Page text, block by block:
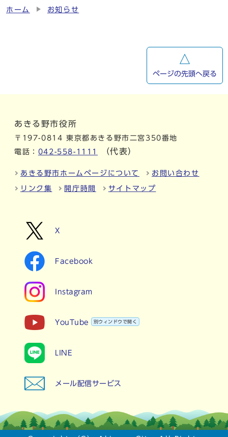
ホーム お知らせ
ページの先頭へ戻る
あきる野市役所
〒197-0814 東京都あきる野市二宮350番地
電話： 042-558-1111 （代表）
あきる野市ホームページについて お問い合わせ
リンク集 開庁時間 サイトマップ
X
Facebook
Instagram
YouTube 別ウィンドウで開く
LINE
メール配信サービス